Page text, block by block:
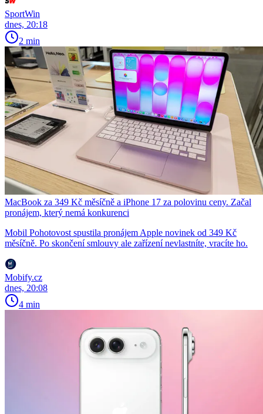
SportWin
dnes, 20:18
2 min
MacBook za 349 Kč měsíčně a iPhone 17 za polovinu ceny. Začal
pronájem, který nemá konkurenci
Mobil Pohotovost spustila pronájem Apple novinek od 349 Kč
měsíčně. Po skončení smlouvy ale zařízení nevlastníte, vracíte ho.
Mobify.cz
dnes, 20:08
4 min